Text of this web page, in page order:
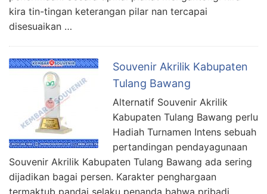
kira tin-tingan keterangan pilar nan tercapai
disesuaikan …
Souvenir Akrilik Kabupaten
Tulang Bawang
Alternatif Souvenir Akrilik
Kabupaten Tulang Bawang perlu
Hadiah Turnamen Intens sebuah
pertandingan pendayagunaan
Souvenir Akrilik Kabupaten Tulang Bawang ada sering
dijadikan bagai persen. Karakter penghargaan
termaktub pandai selaku penanda bahwa pribadi